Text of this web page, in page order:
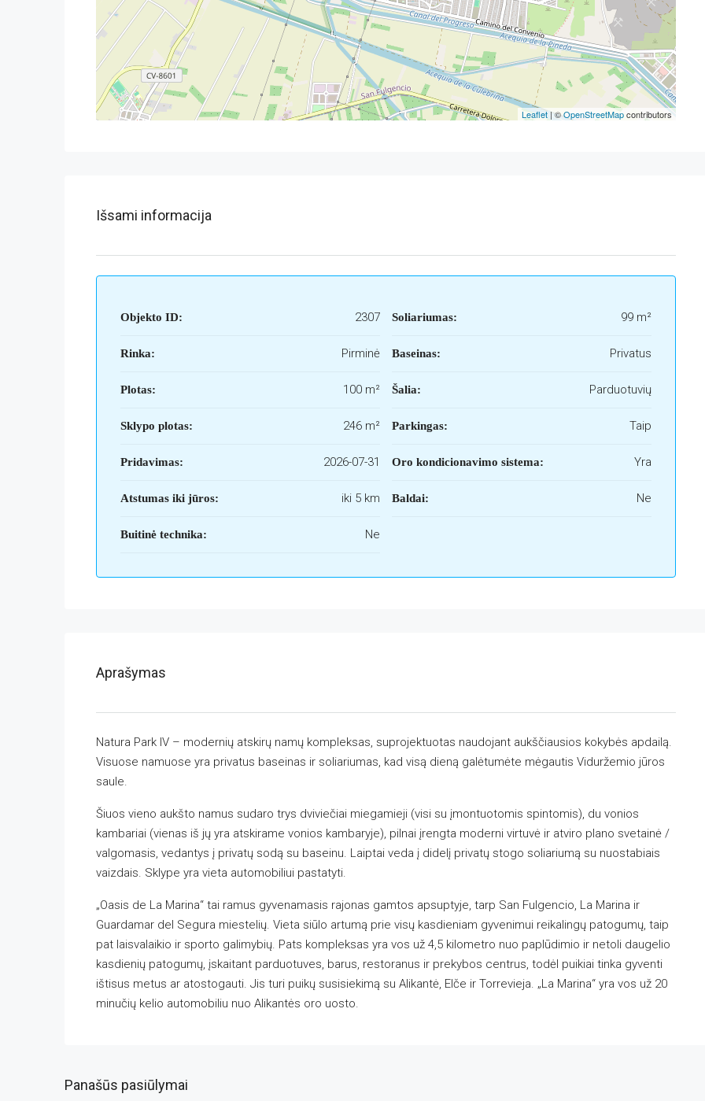
Leaflet| ©OpenStreetMapcontributors
Išsami informacija
Objekto ID: 2307
Rinka: Pirminė
Plotas: 100 m²
Sklypo plotas: 246 m²
Pridavimas: 2026-07-31
Atstumas iki jūros: iki 5 km
Buitinė technika: Ne
Soliariumas: 99 m²
Baseinas: Privatus
Šalia: Parduotuvių
Parkingas: Taip
Oro kondicionavimo sistema: Yra
Baldai: Ne
Aprašymas
Natura Park IV – modernių atskirų namų kompleksas, suprojektuotas naudojant aukščiausios kokybės apdailą.
Visuose namuose yra privatus baseinas ir soliariumas, kad visą dieną galėtumėte mėgautis Viduržemio jūros
saule.
Šiuos vieno aukšto namus sudaro trys dviviečiai miegamieji (visi su įmontuotomis spintomis), du vonios
kambariai (vienas iš jų yra atskirame vonios kambaryje), pilnai įrengta moderni virtuvė ir atviro plano svetainė /
valgomasis, vedantys į privatų sodą su baseinu. Laiptai veda į didelį privatų stogo soliariumą su nuostabiais
vaizdais. Sklype yra vieta automobiliui pastatyti.
„Oasis de La Marina“ tai ramus gyvenamasis rajonas gamtos apsuptyje, tarp San Fulgencio, La Marina ir
Guardamar del Segura miestelių. Vieta siūlo artumą prie visų kasdieniam gyvenimui reikalingų patogumų, taip
pat laisvalaikio ir sporto galimybių. Pats kompleksas yra vos už 4,5 kilometro nuo paplūdimio ir netoli daugelio
kasdienių patogumų, įskaitant parduotuves, barus, restoranus ir prekybos centrus, todėl puikiai tinka gyventi
ištisus metus ar atostogauti. Jis turi puikų susisiekimą su Alikantė, Elče ir Torrevieja. „La Marina“ yra vos už 20
minučių kelio automobiliu nuo Alikantės oro uosto.
Panašūs pasiūlymai